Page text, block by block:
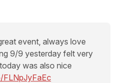
event, always love
9/9 yesterday felt very
was also nice